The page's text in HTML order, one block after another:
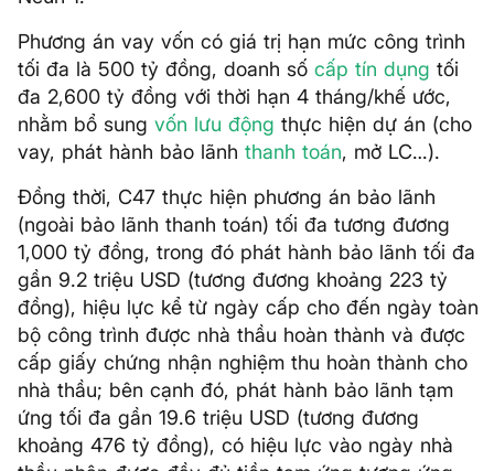
Phương án vay vốn có giá trị hạn mức công trình
tối đa là 500 tỷ đồng, doanh số cấp tín dụng tối
đa 2,600 tỷ đồng với thời hạn 4 tháng/khế ước,
nhằm bổ sung vốn lưu động thực hiện dự án (cho
vay, phát hành bảo lãnh thanh toán, mở LC…).
Đồng thời, C47 thực hiện phương án bảo lãnh
(ngoài bảo lãnh thanh toán) tối đa tương đương
1,000 tỷ đồng, trong đó phát hành bảo lãnh tối đa
gần 9.2 triệu USD (tương đương khoảng 223 tỷ
đồng), hiệu lực kể từ ngày cấp cho đến ngày toàn
bộ công trình được nhà thầu hoàn thành và được
cấp giấy chứng nhận nghiệm thu hoàn thành cho
nhà thầu; bên cạnh đó, phát hành bảo lãnh tạm
ứng tối đa gần 19.6 triệu USD (tương đương
khoảng 476 tỷ đồng), có hiệu lực vào ngày nhà